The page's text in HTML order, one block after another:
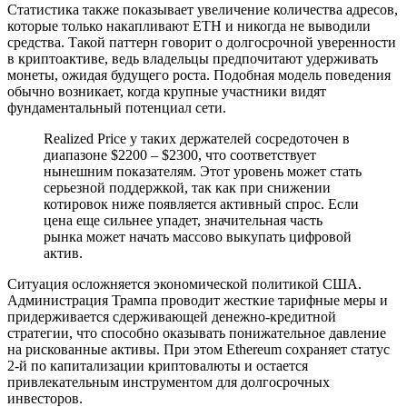
Статистика также показывает увеличение количества адресов,
которые только накапливают ETH и никогда не выводили
средства. Такой паттерн говорит о долгосрочной уверенности
в криптоактиве, ведь владельцы предпочитают удерживать
монеты, ожидая будущего роста. Подобная модель поведения
обычно возникает, когда крупные участники видят
фундаментальный потенциал сети.
Realized Price у таких держателей сосредоточен в
диапазоне $2200 – $2300, что соответствует
нынешним показателям. Этот уровень может стать
серьезной поддержкой, так как при снижении
котировок ниже появляется активный спрос. Если
цена еще сильнее упадет, значительная часть
рынка может начать массово выкупать цифровой
актив.
Ситуация осложняется экономической политикой США.
Администрация Трампа проводит жесткие тарифные меры и
придерживается сдерживающей денежно-кредитной
стратегии, что способно оказывать понижательное давление
на рискованные активы. При этом Ethereum сохраняет статус
2-й по капитализации криптовалюты и остается
привлекательным инструментом для долгосрочных
инвесторов.